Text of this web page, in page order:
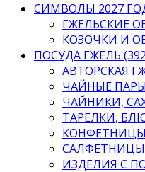
СИМВОЛЫ 2027
ГЖЕЛЬСКИЕ
КОЗОЧКИ И
ПОСУДА ГЖЕЛЬ
АВТОРСКАЯ
ЧАЙНЫЕ
ЧАЙНИКИ,
ТАРЕЛКИ,
ИЗДЕЛИЯ С